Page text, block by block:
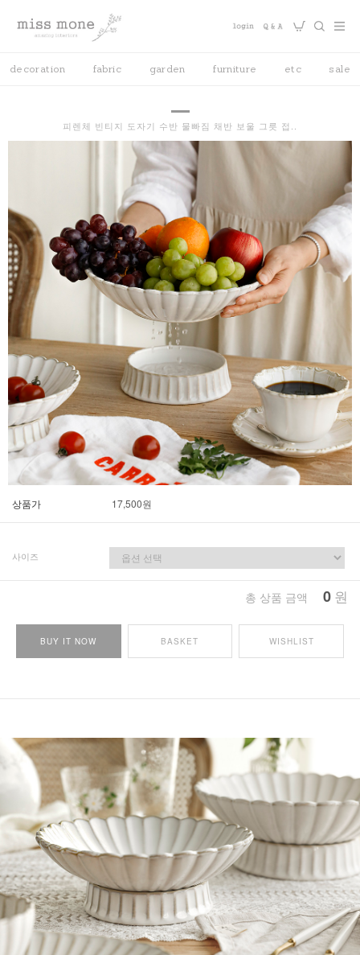
decoration fabric garden furniture etc sale
피렌체 빈티지 도자기 수반 물빠짐 채반 보울 그릇 접..
상품가 17,500원
사이즈
총 상품 금액 0 원
BUY IT NOW BASKET WISHLIST